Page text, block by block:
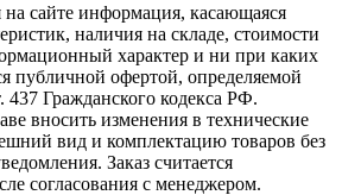
на сайте информация, касающаяся
наличия на складе, стоимости
характер и ни при каких
публичной офертой, определяемой
Гражданского кодекса РФ.
вносить изменения в технические
вид и комплектацию товаров без
Заказ считается
согласования с менеджером.